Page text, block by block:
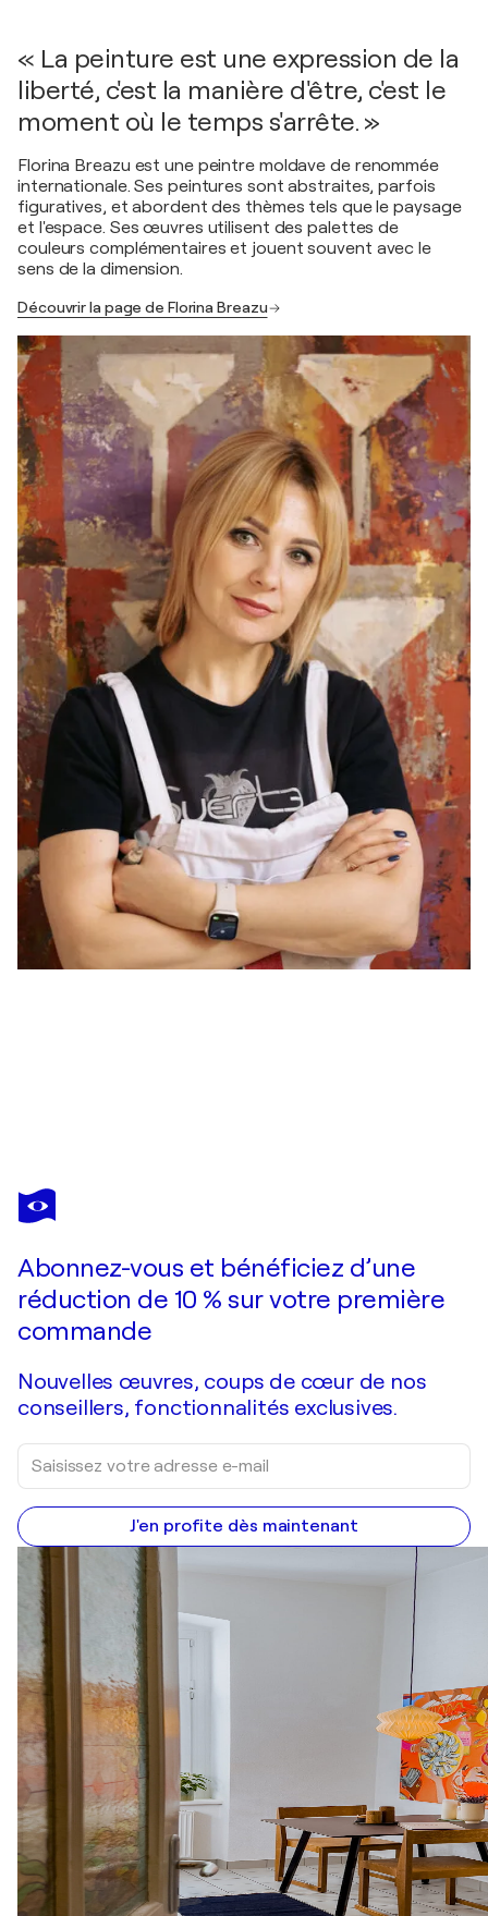
« La peinture est une expression de la
liberté, c'est la manière d'être, c'est le
moment où le temps s'arrête. »
Florina Breazu est une peintre moldave de renommée
internationale. Ses peintures sont abstraites, parfois
figuratives, et abordent des thèmes tels que le paysage
et l'espace. Ses œuvres utilisent des palettes de
couleurs complémentaires et jouent souvent avec le
sens de la dimension.
Découvrir la page de Florina Breazu
FLORINA BREAZU
Reverse/Symmetry II
Abonnez-vous et bénéficiez d’une
réduction de 10 % sur votre première
commande
Nouvelles œuvres, coups de cœur de nos
conseillers, fonctionnalités exclusives.
J'en profite dès maintenant